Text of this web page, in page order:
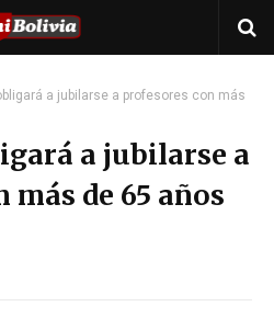
a jubilarse a profesores con más
a jubilarse a
más de 65 años